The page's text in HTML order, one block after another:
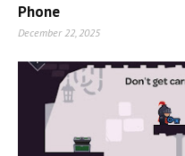
Phone
December 22, 2025